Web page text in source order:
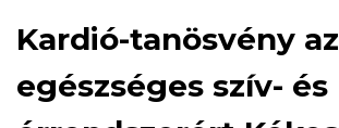
Kardió-tanösvény az
egészséges szív- és